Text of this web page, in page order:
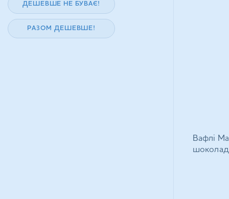
ДЕШЕВШЕ НЕ БУВАЄ!
РАЗОМ ДЕШЕВШЕ!
Вафлі